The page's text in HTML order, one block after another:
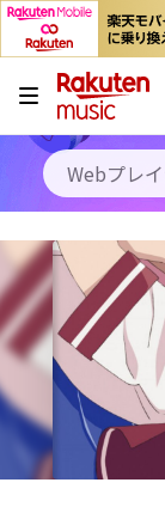
キャンペ
料金プラ
使い方
初回30日間無